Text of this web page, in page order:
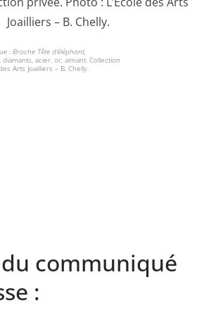
: Broche Tête d’éléphant,
acier, or, aimant. Collection
Arts Joailliers – B. Chelly.
communiqué
: